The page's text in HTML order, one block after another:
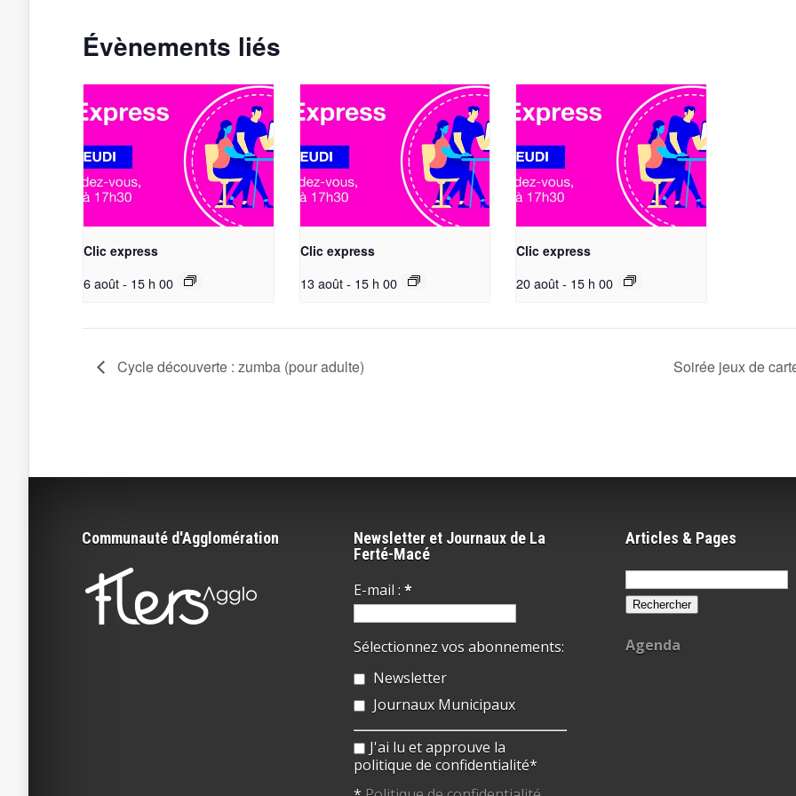
Évènements liés
Clic express
6 août - 15 h 00
Clic express
13 août - 15 h 00
Clic express
20 août - 15 h 00
Cycle découverte : zumba (pour adulte) Soirée jeux de
Communauté d'Agglomération
Newsletter et Journaux de La
Ferté-Macé
E-mail : *
Sélectionnez vos abonnements:
Newsletter
Journaux Municipaux
J'ai lu et approuve la
politique de confidentialité*
Articles & Pages
Rechercher :
Agenda